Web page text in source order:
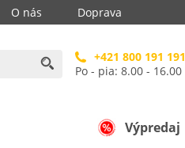
O nás Doprava
+421 800 191 191
Po - pia: 8.00 - 16.00
Výpredaj